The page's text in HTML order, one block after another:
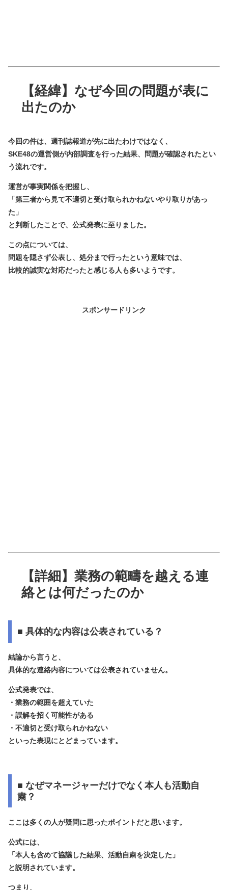
【経緯】なぜ今回の問題が表に
出たのか
今回の件は、週刊誌報道が先に出たわけではなく、
SKE48の運営側が内部調査を行った結果、問題が確認されたとい
う流れです。
運営が事実関係を把握し、
「第三者から見て不適切と受け取られかねないやり取りがあっ
た」
と判断したことで、公式発表に至りました。
この点については、
問題を隠さず公表し、処分まで行ったという意味では、
比較的誠実な対応だったと感じる人も多いようです。
スポンサードリンク
【詳細】業務の範疇を越える連
絡とは何だったのか
■ 具体的な内容は公表されている？
結論から言うと、
具体的な連絡内容については公表されていません。
公式発表では、
・業務の範囲を超えていた
・誤解を招く可能性がある
・不適切と受け取られかねない
といった表現にとどまっています。
■ なぜマネージャーだけでなく本人も活動自
粛？
ここは多くの人が疑問に思ったポイントだと思います。
公式には、
「本人も含めて協議した結果、活動自粛を決定した」
と説明されています。
つまり、